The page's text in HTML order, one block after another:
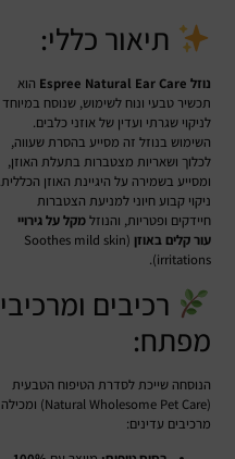
תיאור כללי:
נוזל Espree Natural Ear Care
הוא
תכשיר טבעי ונוח לשימוש, שנוסח במיוחד
לניקוי שגרתי ועדין של אוזני כלבים.
השימוש בנוזל זה מסייע בהסרת שעווה,
לכלוך ושאריות מצטברות בתעלת האוזן,
ומסייע בשמירה על היגיינת האוזן הכללית.
ניקוי קבוע חיוני למניעת הצטברות
חיידקים ופטריות, והנוזלמקל על גירויי
עור קלים באוזן (Soothes mild skin
irritations).
רכיבים ומרכיבי
מפתח:
הנוסחה שייכת לסדרת הטיפוח הטבעית
(Natural Wholesome Pet Care) ומכילה
מרכיבים עדינים: